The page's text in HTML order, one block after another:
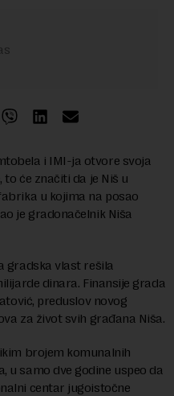
i IMI-ja otvore svoja
će značiti da je Niš u
u kojima na posao
je gradonačelnik Niša
gradska vlast rešila
dinara. Finansije grada
preduslov novog
za život svih građana Niša.
brojem komunalnih
u samo dve godine uspeo da
centar jugoistočne